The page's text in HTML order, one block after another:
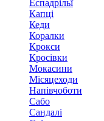
Еспадрільї
Капці
Кеди
Коралки
Крокси
Кросівки
Мокасини
Місяцеходи
Напівчоботи
Сабо
Сандалі